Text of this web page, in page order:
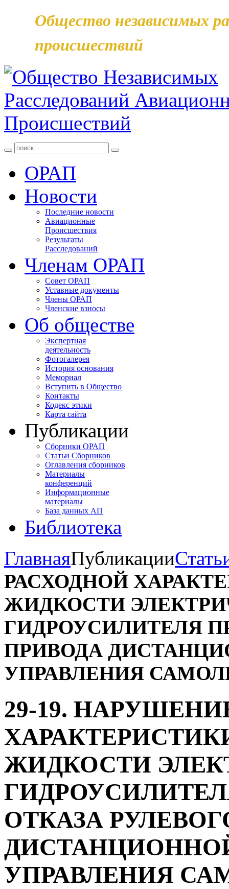
Общество независимых
происшествий
ОРАП
Новости
Последние новости
Авиационные
Происшествия
Результаты
Расследований
Членам ОРАП
Совет ОРАП
Уставные документы
Члены ОРАП
Членские взносы
Об обществе
Экспертная
деятельность
Фотогалерея
История основания
Мемориал
Вступить в Общество
Контакты
Кодекс этики
Карта сайта
Публикации
Сборники ОРАП
Статьи Сборников
Оглавления сборников
Материалы
конференций
Информационные
материалы
База данных АП
Библиотека
ГлавнаяПубликации
РАСХОДНОЙ
ЖИДКОСТИ
ГИДРОУСИЛИТЕЛЯ
ПРИВОДА
УПРАВЛЕНИЯ
29-19.
ЖИДКОСТИ
ОТКАЗА
УПРАВЛЕНИЯ